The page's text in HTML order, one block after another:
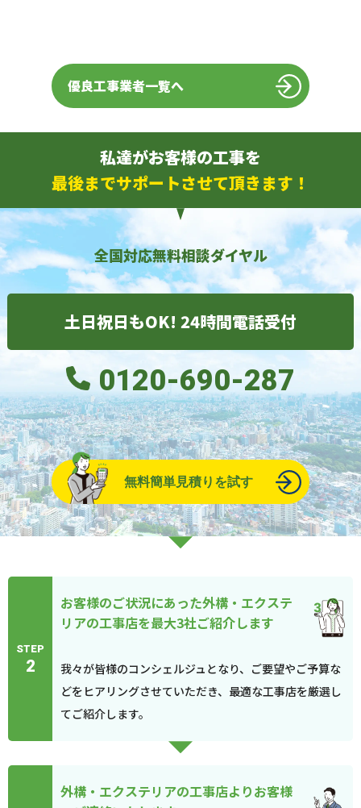
優良工事業者一覧へ
私達がお客様の工事を
最後までサポートさせて頂きます！
全国対応無料相談ダイヤル
土日祝日もOK! 24時間電話受付
0120-690-287
無料簡単見積りを試す
STEP
2
お客様のご状況にあった外構・エクステ
リアの工事店を最大3社ご紹介します
我々が皆様のコンシェルジュとなり、ご要望やご予算な
どをヒアリングさせていただき、最適な工事店を厳選し
てご紹介します。
外構・エクステリアの工事店よりお客様